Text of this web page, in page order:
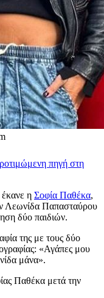
πηγή στη
η Σοφία Παθέκα,
Λεωνίδα Παπασταύρου
δύο παιδιών.
της με τους δύο
«Αγάπες μου
μάνα».
Παθέκα μετά την